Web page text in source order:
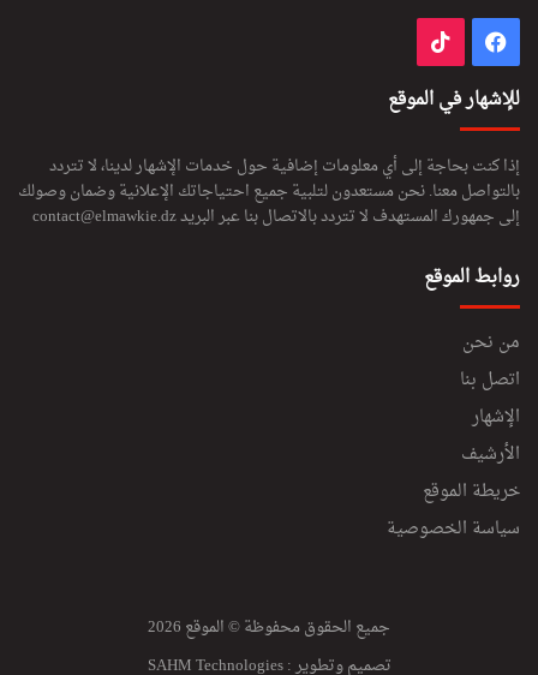
فيسبوك
للإشهار في الموقع
إذا كنت بحاجة إلى أي معلومات إضافية حول خدمات الإشهار لدينا، لا تتردد
بالتواصل معنا. نحن مستعدون لتلبية جميع احتياجاتك الإعلانية وضمان وصولك
إلى جمهورك المستهدف لا تتردد بالاتصال بنا عبر البريدcontact@elmawkie.dz
روابط الموقع
من نحن
اتصل بنا
الإشهار
الأرشيف
خريطة الموقع
سياسة الخصوصية
جميع الحقوق محفوظة © الموقع 2026
تصميم وتطوير :SAHM Technologies